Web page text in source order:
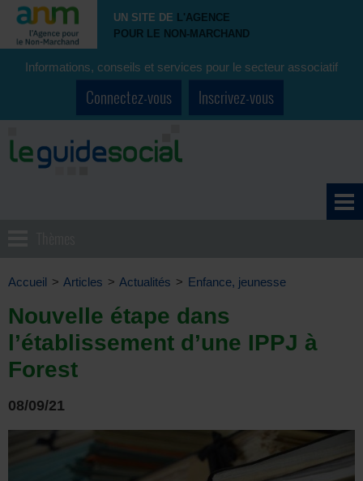
UN SITE DE L'AGENCE
POUR LE NON-MARCHAND
Informations, conseils et services pour le secteur associatif
Connectez-vous Inscrivez-vous
Accueil > Articles > Actualités > Enfance, jeunesse
Nouvelle étape dans
l’établissement d’une IPPJ à
Forest
08/09/21